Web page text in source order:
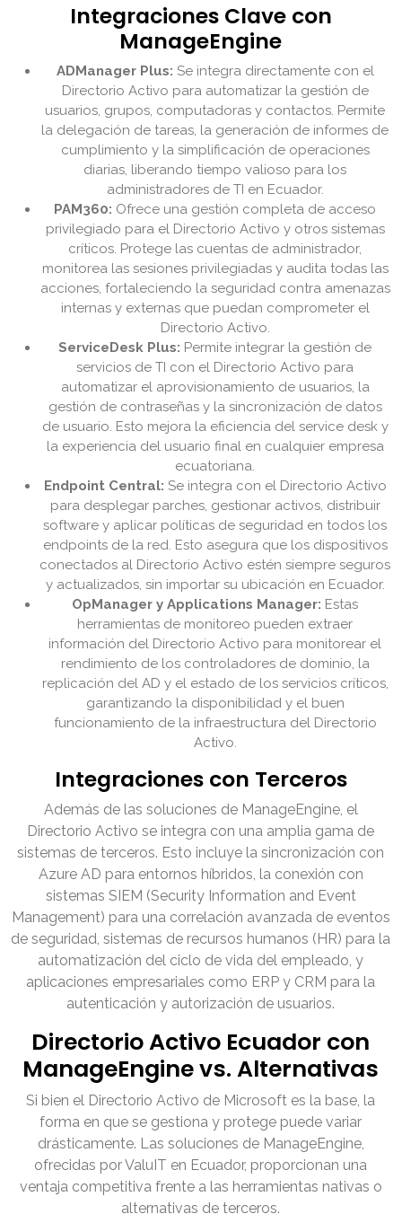
Integraciones Clave con
ManageEngine
ADManager Plus: Se integra directamente con el
Directorio Activo para automatizar la gestión de
usuarios, grupos, computadoras y contactos. Permite
la delegación de tareas, la generación de informes de
cumplimiento y la simplificación de operaciones
diarias, liberando tiempo valioso para los
administradores de TI en Ecuador.
PAM360: Ofrece una gestión completa de acceso
privilegiado para el Directorio Activo y otros sistemas
críticos. Protege las cuentas de administrador,
monitorea las sesiones privilegiadas y audita todas las
acciones, fortaleciendo la seguridad contra amenazas
internas y externas que puedan comprometer el
Directorio Activo.
ServiceDesk Plus: Permite integrar la gestión de
servicios de TI con el Directorio Activo para
automatizar el aprovisionamiento de usuarios, la
gestión de contraseñas y la sincronización de datos
de usuario. Esto mejora la eficiencia del service desk y
la experiencia del usuario final en cualquier empresa
ecuatoriana.
Endpoint Central: Se integra con el Directorio Activo
para desplegar parches, gestionar activos, distribuir
software y aplicar políticas de seguridad en todos los
endpoints de la red. Esto asegura que los dispositivos
conectados al Directorio Activo estén siempre seguros
y actualizados, sin importar su ubicación en Ecuador.
OpManager y Applications Manager: Estas
herramientas de monitoreo pueden extraer
información del Directorio Activo para monitorear el
rendimiento de los controladores de dominio, la
replicación del AD y el estado de los servicios críticos,
garantizando la disponibilidad y el buen
funcionamiento de la infraestructura del Directorio
Activo.
Integraciones con Terceros
Además de las soluciones de ManageEngine, el
Directorio Activo se integra con una amplia gama de
sistemas de terceros. Esto incluye la sincronización con
Azure AD para entornos híbridos, la conexión con
sistemas SIEM (Security Information and Event
Management) para una correlación avanzada de eventos
de seguridad, sistemas de recursos humanos (HR) para la
automatización del ciclo de vida del empleado, y
aplicaciones empresariales como ERP y CRM para la
autenticación y autorización de usuarios.
Directorio Activo Ecuador con
ManageEngine vs. Alternativas
Si bien el Directorio Activo de Microsoft es la base, la
forma en que se gestiona y protege puede variar
drásticamente. Las soluciones de ManageEngine,
ofrecidas por ValuIT en Ecuador, proporcionan una
ventaja competitiva frente a las herramientas nativas o
alternativas de terceros.